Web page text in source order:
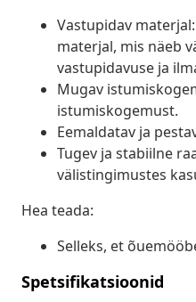
Vastupidav
materjal, mis näeb
vastupidavuse ja
Mugav
istumiskogemust.
Eemaldatav ja
Tugev ja stabiilne
välistingimustes
Hea teada:
Selleks, et
Spetsifikatsioonid